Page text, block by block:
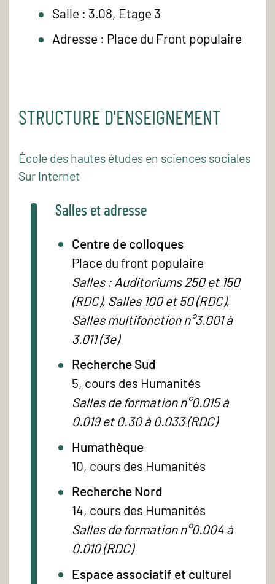
Salle : 3.08, Etage 3
Adresse : Place du Front populaire
STRUCTURE D'ENSEIGNEMENT
École des hautes études en sciences sociales
Sur Internet
Salles et adresse
Centre de colloques
Place du front populaire
Salles : Auditoriums 250 et 150
(RDC), Salles 100 et 50 (RDC),
Salles multifonction n°3.001 à
3.011 (3e)
Recherche Sud
5, cours des Humanités
Salles de formation n°0.015 à
0.019 et 0.30 à 0.033 (RDC)
Humathèque
10, cours des Humanités
Recherche Nord
14, cours des Humanités
Salles de formation n°0.004 à
0.010 (RDC)
Espace associatif et culturel